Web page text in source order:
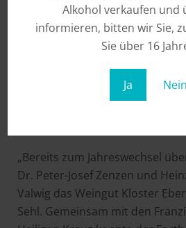
Alkohol verkaufen und
informieren, bitten wir Sie,
Sie über 16
Ja Nein
Artikel lesen
Wochenspiegel vom 13.
„Bereits zum Jahreswechsel
Dr. Peter-Josef Zenzen und
Valwig das Weingut Kloster
Sehl. Gemeinsam mit den